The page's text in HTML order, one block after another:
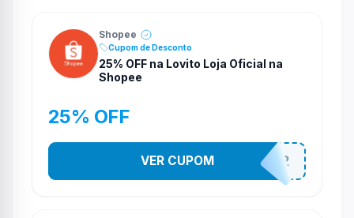
Shopee
Cupom de Desconto
25% OFF na Lovito Loja Oficial na
Shopee
25% OFF
141525852
VER CUPOM